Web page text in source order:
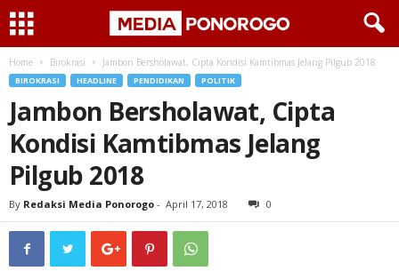
Home Birokrasi Jambon Bersholawat, Cipta Kondisi Kamtibmas Jelang Pilgub 2018
BIROKRASI HEADLINE PENDIDIKAN POLITIK
Jambon Bersholawat, Cipta
Kondisi Kamtibmas Jelang
Pilgub 2018
By Redaksi Media Ponorogo - April 17, 2018 0